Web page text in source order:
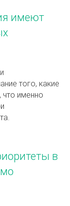
имеют
того, какие
что именно
в